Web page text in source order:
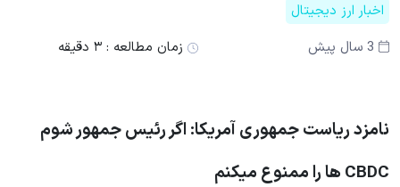
اخبار ارز دیجیتال
3 سال پیش
زمان مطالعه : ۳ دقیقه
نامزد ریاست جمهوری آمریکا: اگر رئیس جمهور شوم
CBDC ها را ممنوع میکنم